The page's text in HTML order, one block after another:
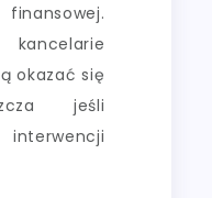
okazać się
jeśli